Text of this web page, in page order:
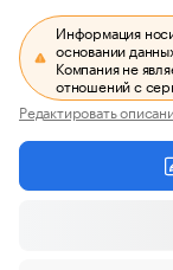
Информация
основании
Компания не
отношений с
Редактировать